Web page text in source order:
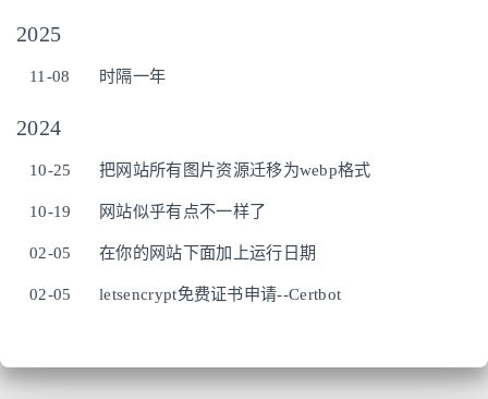
2025
11-08 时隔一年
2024
10-25 把网站所有图片资源迁移为webp格式
10-19 网站似乎有点不一样了
02-05 在你的网站下面加上运行日期
02-05 letsencrypt免费证书申请--Certbot